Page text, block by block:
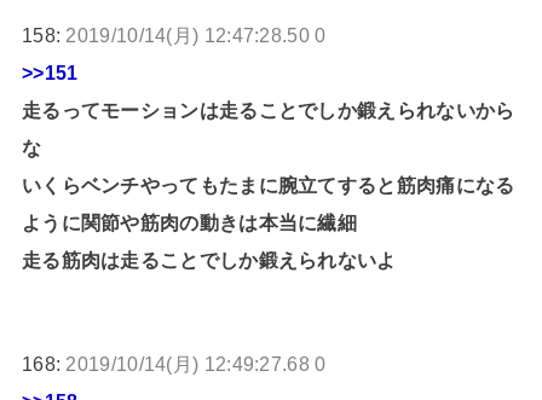
158: 2019/10/14(月) 12:47:28.50 0
>>151
走るってモーションは走ることでしか鍛えられないから
な
いくらベンチやってもたまに腕立てすると筋肉痛になる
ように関節や筋肉の動きは本当に繊細
走る筋肉は走ることでしか鍛えられないよ
168: 2019/10/14(月) 12:49:27.68 0